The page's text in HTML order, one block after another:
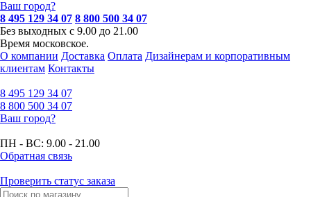
Ваш город?
8 495 129 34 07 8 800 500 34 07
Без выходных с 9.00 до 21.00
Время московское.
О компании Доставка Оплата Дизайнерам и корпоративным
клиентам Контакты
8 495 129 34 07
8 800 500 34 07
Ваш город?
ПН - ВС: 9.00 - 21.00
Обратная связь
Проверить статус заказа